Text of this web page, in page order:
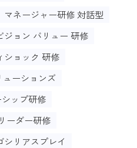
マネージャー研修 対話型
ジョン バリュー 研修
ショック 研修
ューションズ
シップ研修
リーダー研修
シリアスプレイ